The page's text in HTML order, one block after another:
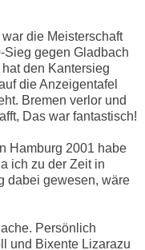
die Meisterschaft
Sieg gegen Gladbach
den Kantersieg
die Anzeigentafel
Bremen verlor und
Das war fantastisch!
Hamburg 2001 habe
ich zu der Zeit in
dabei gewesen, wäre
Persönlich
und Bixente Lizarazu